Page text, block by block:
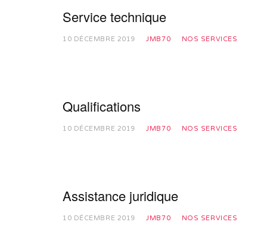
Service technique
10 DÉCEMBRE 2019 JMB70 NOS SERVICES
Qualifications
10 DÉCEMBRE 2019 JMB70 NOS SERVICES
Assistance juridique
10 DÉCEMBRE 2019 JMB70 NOS SERVICES